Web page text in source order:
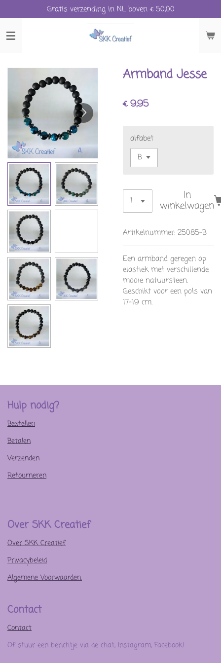
direct
naar
de
Gratis verzending in NL boven € 50,00
Armband Jesse
€ 9,95
alfabet
In
winkelwagen
Artikelnummer: 25085-B
Een armband geregen op
elastiek met verschillende
mooie natuursteen.
Geschikt voor een pols van
17-19 cm.
Hulp nodig?
Bestellen
Betalen
Verzenden
Retourneren
Over SKK Creatief
Over SKK Creatief
Privacybeleid
Algemene Voorwaarden.
Contact
Contact
Of stuur een berichtje via de chat, Instagram, Facebook!